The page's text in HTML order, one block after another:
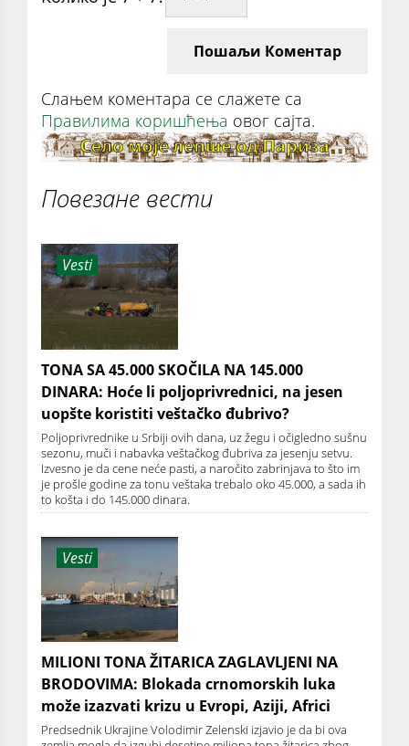
Пошаљи Коментар
Слањем коментара се слажете са
Правилима коришћења овог сајта.
Повезане вести
Vesti
TONA SA 45.000 SKOČILA NA 145.000
DINARA: Hoće li poljoprivrednici, na jesen
uopšte koristiti veštačko đubrivo?
Poljoprivrednike u Srbiji ovih dana, uz žegu i očigledno sušnu
sezonu, muči i nabavka veštačkog đubriva za jesenju setvu.
Izvesno je da cene neće pasti, a naročito zabrinjava to što im
je prošle godine za tonu veštaka trebalo oko 45.000, a sada ih
to košta i do 145.000 dinara.
Vesti
MILIONI TONA ŽITARICA ZAGLAVLJENI NA
BRODOVIMA: Blokada crnomorskih luka
može izazvati krizu u Evropi, Aziji, Africi
Predsednik Ukrajine Volodimir Zelenski izjavio je da bi ova